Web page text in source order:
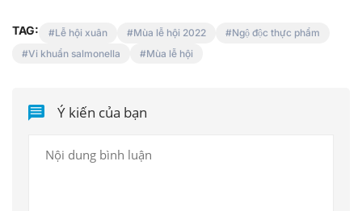
TAG: Lễ hội xuân Mùa lễ hội 2022
Ngộ độc thực phẩm
Vi khuẩn salmonella
Mùa lễ hội
Ý kiến của bạn